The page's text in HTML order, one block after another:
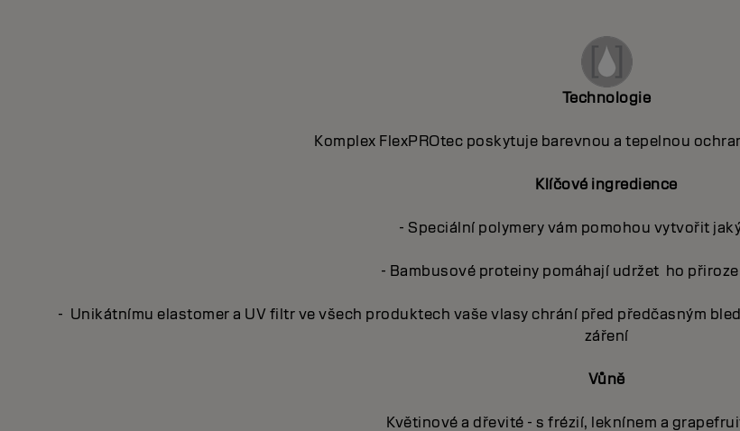
Technologie
Komplex FlexPROtec poskytuje barevnou a tepelnou
Klíčové ingredience
- Speciální polymery vám pomohou vytvořit
- Bambusové proteiny pomáhají udržet ho
- Unikátnímu elastomer a UV filtr ve všech produktech vaše vlasy chrání před předčasným
záření
Vůně
Květinové a dřevité - s frézií, leknínem a